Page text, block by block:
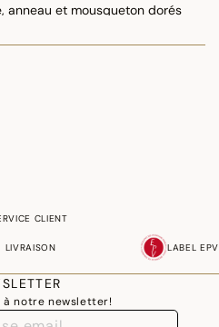
anneau et mousqueton dorés
CLIENT
LIVRAISON LABEL EPV
à notre newsletter!